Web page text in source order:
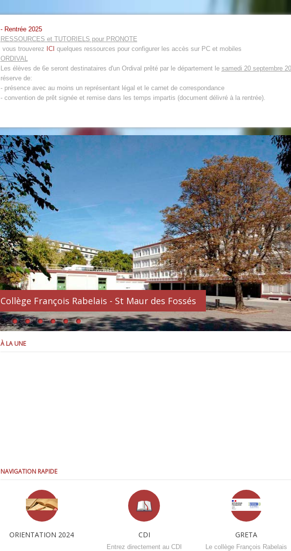
- Rentrée 2025
RESSOURCES et TUTORIELS pour PRONOTE
vous trouverez ICI quelques ressources pour configurer les accès sur PC et mobiles
ORDIVAL
Les élèves de 6e seront destinataires d'un Ordival prêté par le département le samedi 20 septembre
réserve de:
- présence avec au moins un représentant légal et le carnet de correspondance
- convention de prêt signée et remise dans les temps impartis (document délivré à la rentrée).
Collège François Rabelais - St Maur des Fossés
À LA UNE
NAVIGATION RAPIDE
ORIENTATION 2024 CDI
Entrez directement au CDI
GRETA
Le collège François Rabelais